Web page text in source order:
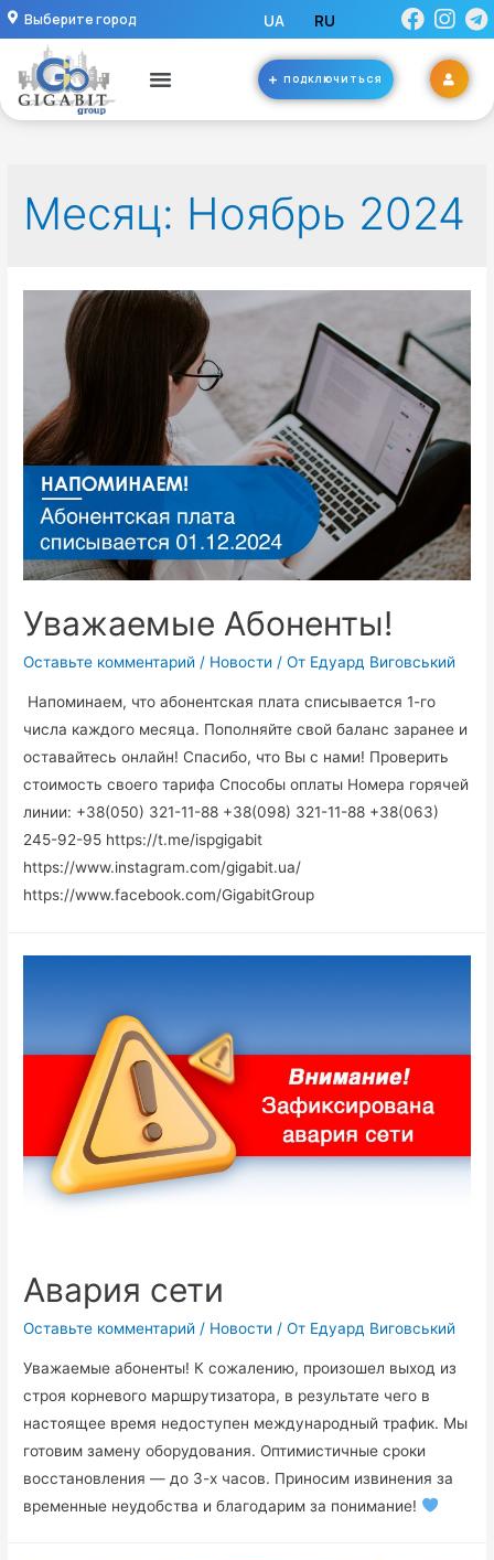
Выберите город UA RU
ПОДКЛЮЧИТЬСЯ
Месяц: Ноябрь 2024
Уважаемые Абоненты!
Оставьте комментарий / Новости / От Едуард Виговський
Напоминаем, что абонентская плата списывается 1-го
числа каждого месяца. Пополняйте свой баланс заранее и
оставайтесь онлайн! Спасибо, что Вы с нами! Проверить
стоимость своего тарифа Способы оплаты Номера горячей
линии: +38(050) 321-11-88 +38(098) 321-11-88 +38(063)
245-92-95 https://t.me/ispgigabit
https://www.instagram.com/gigabit.ua/
https://www.facebook.com/GigabitGroup
Авария сети
Оставьте комментарий / Новости / От Едуард Виговський
Уважаемые абоненты! К сожалению, произошел выход из
строя корневого маршрутизатора, в результате чего в
настоящее время недоступен международный трафик. Мы
готовим замену оборудования. Оптимистичные сроки
восстановления — до 3-х часов. Приносим извинения за
временные неудобства и благодарим за понимание!